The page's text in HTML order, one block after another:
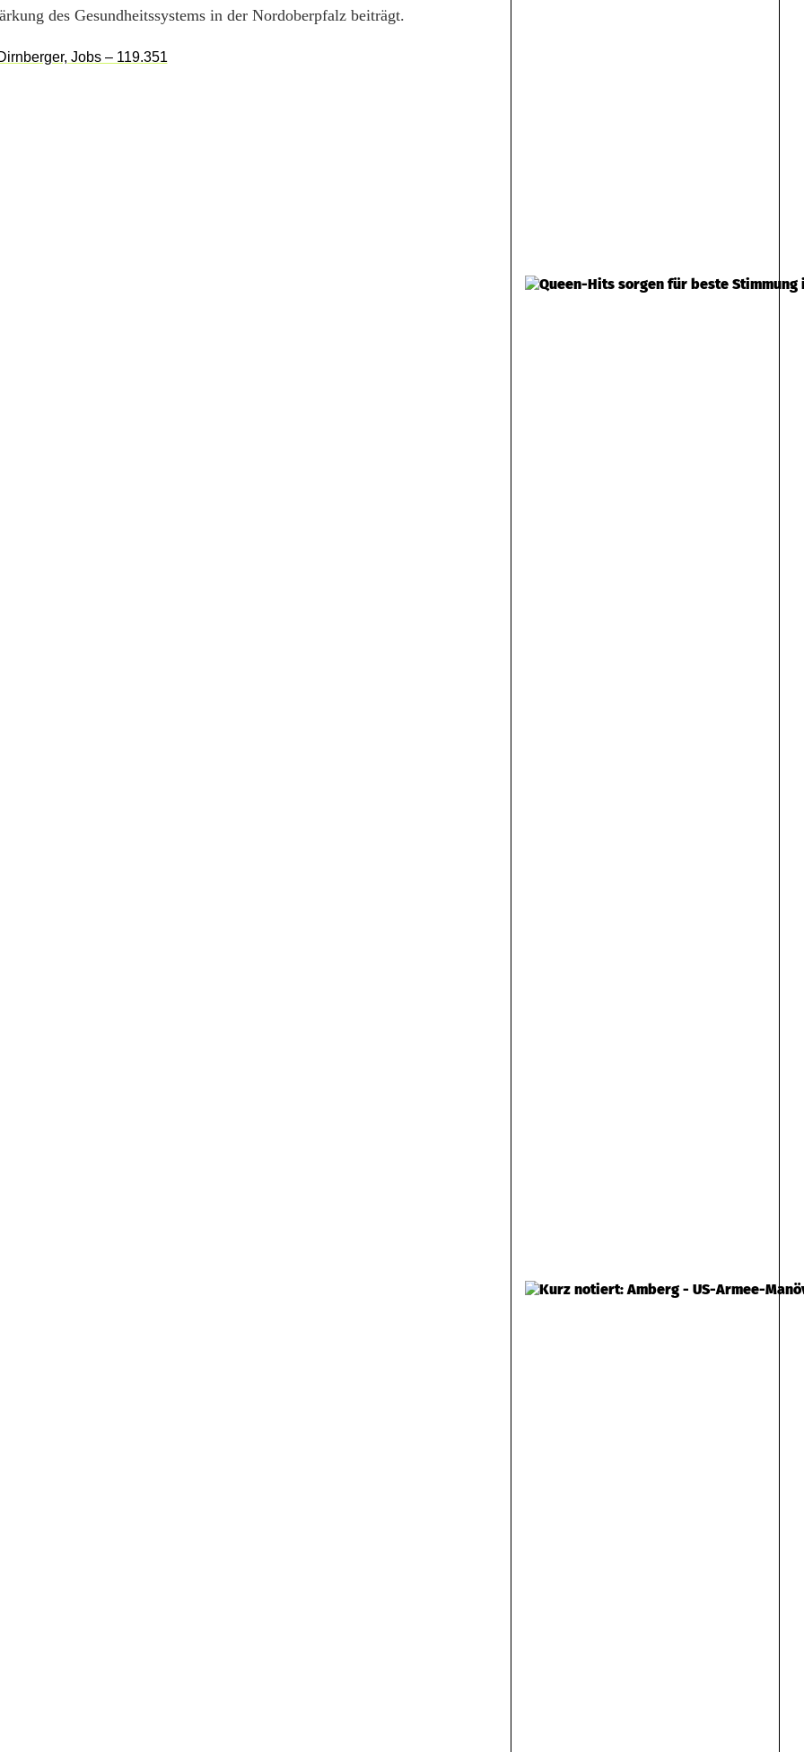
des Gesundheitssystems in der Nordoberpfalz beiträgt.